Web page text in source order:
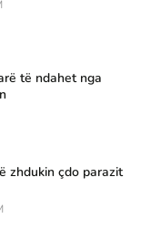
të ndahet nga
zhdukin çdo parazit